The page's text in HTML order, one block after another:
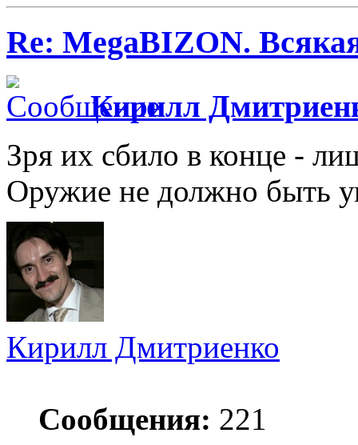
Re: MegaBIZON.
Кирилл
Зря их сбило в конце -
Оружие не должно быть
Кирилл Дмитриенко
Сообщения: 221